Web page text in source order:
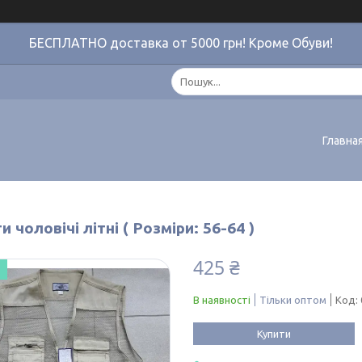
БЕСПЛАТНО доставка от 5000 грн! Кроме Обуви!
чоловічі літні ( Розміри: 56-64 )
425 ₴
В наявності Тільки оптом Код:
Купити